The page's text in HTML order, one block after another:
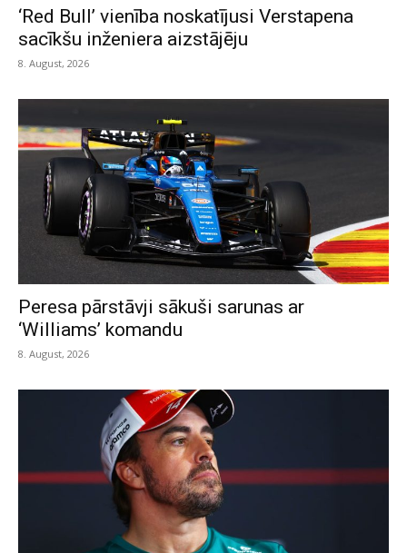
‘Red Bull’ vienība noskatījusi Verstapena
sacīkšu inženiera aizstājēju
8. August, 2026
Peresa pārstāvji sākuši sarunas ar
‘Williams’ komandu
8. August, 2026